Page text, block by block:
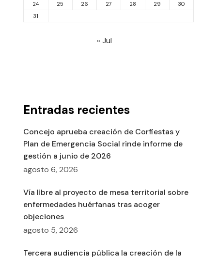
24
25 26 27 28 29
30
31
« Jul
Entradas recientes
Concejo aprueba creación de Corfiestas y
Plan de Emergencia Social rinde informe de
gestión a junio de 2026
agosto 6, 2026
Vía libre al proyecto de mesa territorial sobre
enfermedades huérfanas tras acoger
objeciones
agosto 5, 2026
Tercera audiencia pública la creación de la